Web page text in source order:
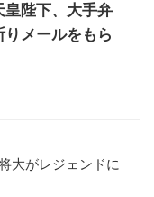
皇陛下、大手弁
メールをもら
大がレジェンドに